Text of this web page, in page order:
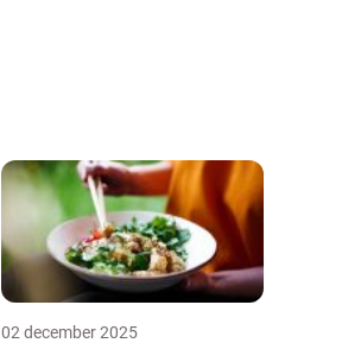
02 december 2025